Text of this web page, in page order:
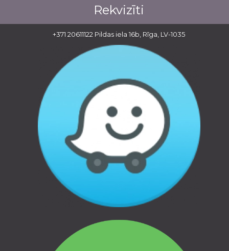
Rekvizīti
Juridiskā adrese: Pildas iela 16b, Rīga, LV-
Reģ.Nr.: 40103387734
Banka: Swedbank AS
Swift kods: HABALV22
LV27HABA0551036212832
Informācija
Garantijas
Apmaksas veidi
Atteikums un atgriešana
Privātuma politika
+371 20611122 Pildas iela 16b, Rīga, LV-1035